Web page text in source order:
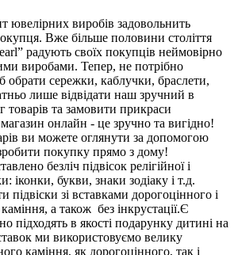
виробів задовольнить
Вже більше половини століття
радують своїх покупців неймовірно
виробами. Тепер, не потрібно
обрати сережки, каблучки, браслети,
лише відвідати наш зручний в
товарів та замовити прикраси
онлайн - це зручно та вигідно!
ви можете оглянути за допомогою
покупку прямо з дому!
безліч підвісок релігійної і
іконки, букви, знаки зодіаку і т.д.
зі вставками дорогоцінного і
а також без інкрустації.Є
підходять в якості подарунку дитині на
ми використовуємо велику
каміння, як дорогоцінного, так і